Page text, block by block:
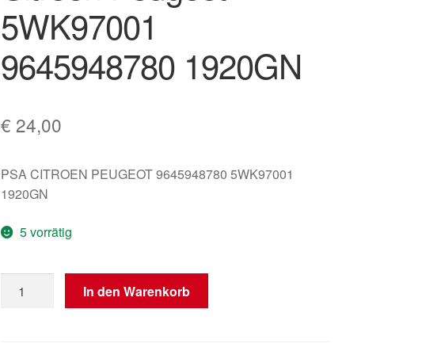
5WK97001
9645948780 1920GN
€ 24,00
PSA CITROEN PEUGEOT 9645948780 5WK97001
1920GN
5 vorrätig
Luftmengenmesser
Citroën
In den Warenkorb